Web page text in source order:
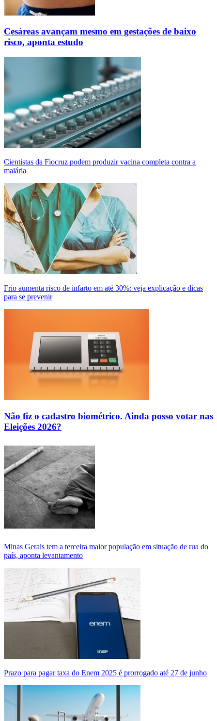
Cesáreas avançam mesmo em gestações de baixo
risco, aponta estudo
Cientistas da Fiocruz podem produzir vacina completa contra a
malária
Frio aumenta risco de infarto em até 30%: veja explicação e dicas
para se prevenir
Não fiz o cadastro biométrico. Ainda posso votar nas
Eleições 2026?
Minas Gerais tem a terceira maior população em situação de rua do
país, aponta levantamento
Prazo para pagar taxa do Enem 2025 é prorrogado até 27 de junho